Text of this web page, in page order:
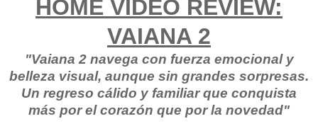
HOME VIDEO REVIEW:
VAIANA 2
"Vaiana 2 navega con fuerza emocional y
belleza visual, aunque sin grandes sorpresas.
Un regreso cálido y familiar que conquista
más por el corazón que por la novedad"